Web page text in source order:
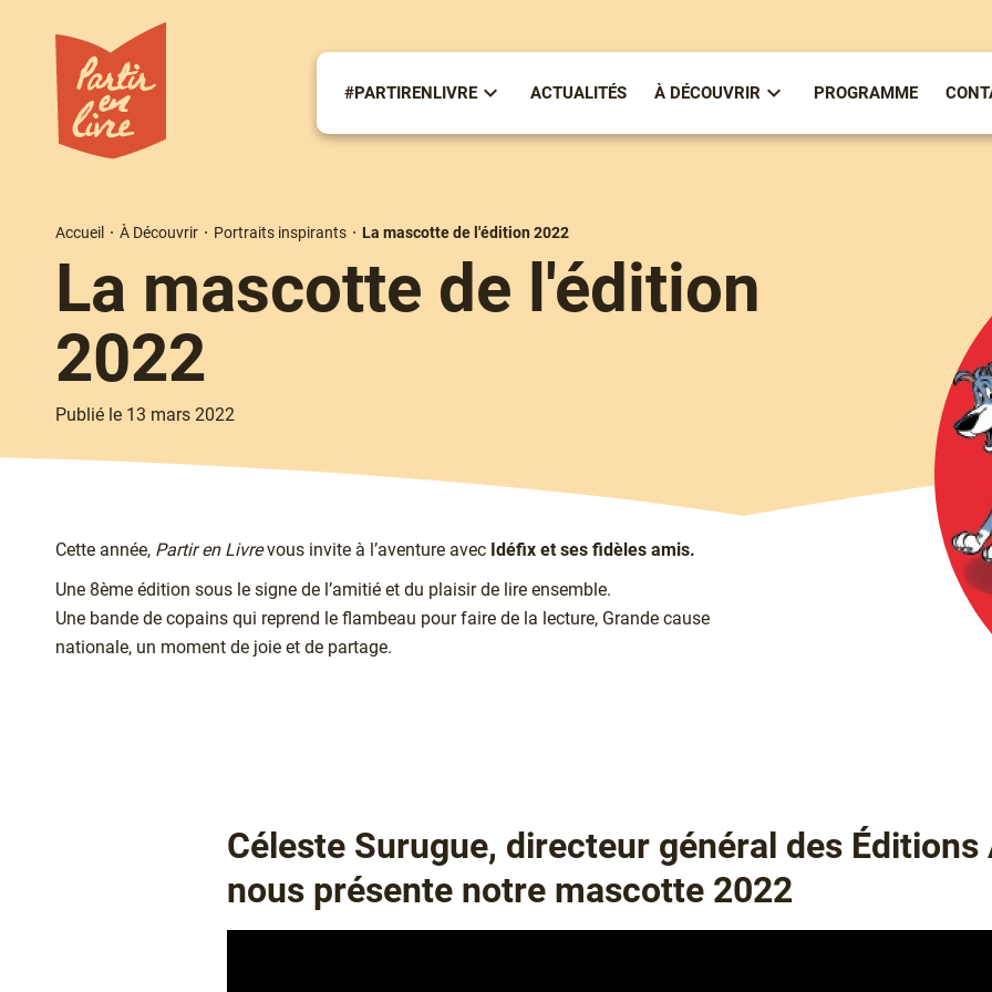
contenu
principal
#PARTIRENLIVRE
Sous-
#partirenlivre
ACTUALITÉS À DÉCOUVRIR
Sous-
À
PROGRAMME
d'Ariane
Accueil À Découvrir Portraits inspirants La mascotte de l'édition 2022
La mascotte de l'édition
2022
Publié le 13 mars 2022
Chapô
Cette année, Partir en Livrevous invite à l’aventure avec Idéfix et ses fidèles amis.
Une 8ème édition sous le signe de l’amitié et du plaisir de lire ensemble.
Une bande de copains qui reprend le flambeau pour faire de la lecture, Grande cause
nationale, un moment de joie et de partage.
Texte
Céleste Surugue, directeur général des Éditions
nous présente notre mascotte 2022